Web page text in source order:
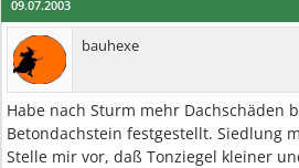
09.07.2003
bauhexe
Habe nach Sturm mehr Dachschäden
Betondachstein festgestellt. Siedlung
Stelle mir vor, daß Tonziegel kleiner